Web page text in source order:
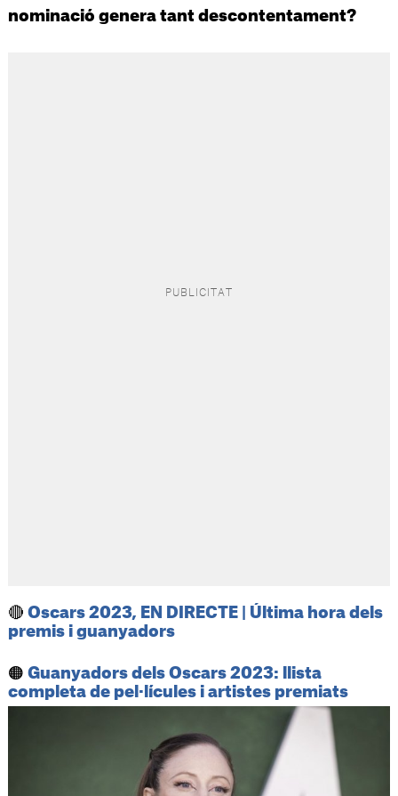
nominació genera tant descontentament?
🔴 Oscars 2023, EN DIRECTE | Última hora dels
premis i guanyadors
🟠 Guanyadors dels Oscars 2023: llista
completa de pel·lícules i artistes premiats